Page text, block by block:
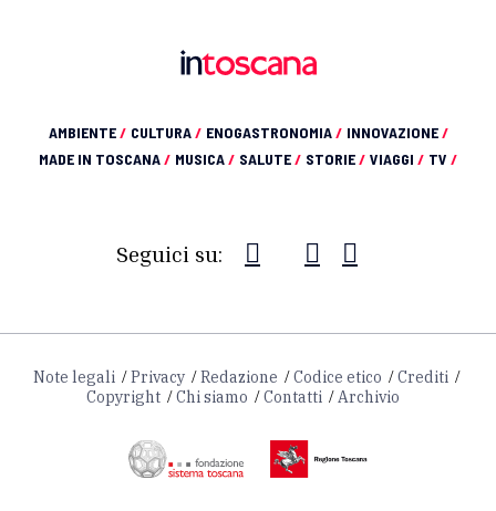
AMBIENTE/ CULTURA/ ENOGASTRONOMIA/ INNOVAZIONE/
MADE IN TOSCANA/ MUSICA/ SALUTE/ STORIE/ VIAGGI / TV /
Seguici su:
Note legali Privacy Redazione Codice etico
Crediti
Copyright
Chi siamo Contatti Archivio